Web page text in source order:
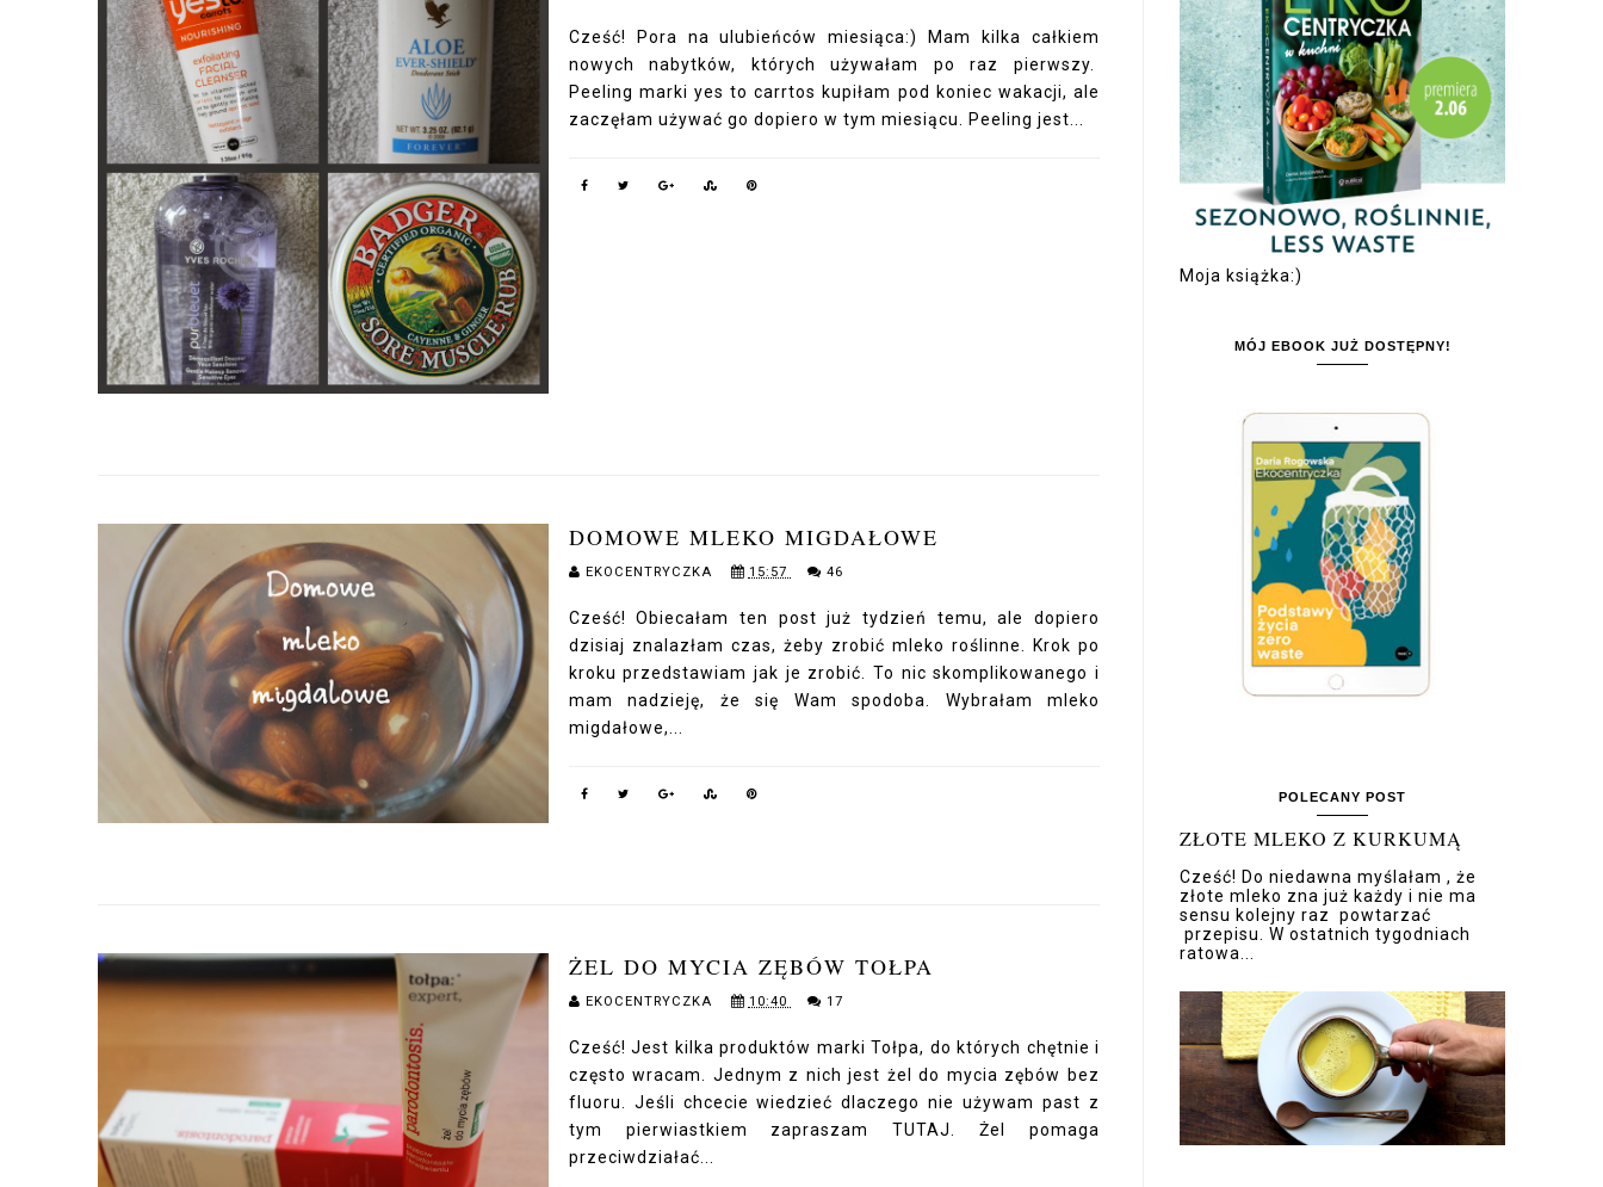
Cześć! Pora na ulubieńców miesiąca:) Mam kilka całkiem
nowych nabytków, których używałam po raz pierwszy.
Peeling marki yes to carrtos kupiłam pod koniec wakacji, ale
zaczęłam używać go dopiero w tym miesiącu. Peeling jest...
DOMOWE MLEKO MIGDAŁOWE
EKOCENTRYCZKA 15:57 46
Cześć! Obiecałam ten post już tydzień temu, ale dopiero
dzisiaj znalazłam czas, żeby zrobić mleko roślinne. Krok po
kroku przedstawiam jak je zrobić. To nic skomplikowanego i
mam nadzieję, że się Wam spodoba. Wybrałam mleko
migdałowe,...
ŻEL DO MYCIA ZĘBÓW TOŁPA
EKOCENTRYCZKA 10:40 17
Cześć! Jest kilka produktów marki Tołpa, do których chętnie i
często wracam. Jednym z nich jest żel do mycia zębów bez
fluoru. Jeśli chcecie wiedzieć dlaczego nie używam past z
tym pierwiastkiem zapraszam TUTAJ. Żel pomaga
przeciwdziałać...
Moja książka:)
MÓJ EBOOK JUŻ DOSTĘPNY!
POLECANY POST
ZŁOTE MLEKO Z KURKUMĄ
Cześć! Do niedawna myślałam , że
złote mleko zna już każdy i nie ma
sensu kolejny raz powtarzać
przepisu. W ostatnich tygodniach
ratowa...